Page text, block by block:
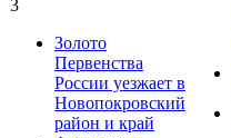
3
Золото
Первенства
России уезжает в
Новопокровский
район и край